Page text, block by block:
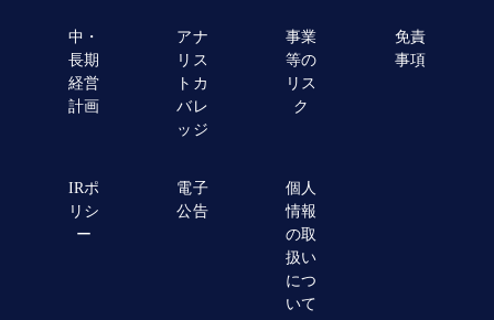
中・
長期
経営
計画
アナ
リス
トカ
バレ
ッジ
事業
等の
リス
ク
免責
事項
IRポ
リシ
ー
電子
公告
個人
情報
の取
扱い
につ
いて